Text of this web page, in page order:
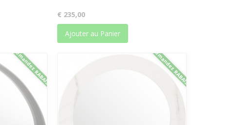
€ 235,00
Ajouter au Panier
Demandez RABAIS Demandez RABAIS